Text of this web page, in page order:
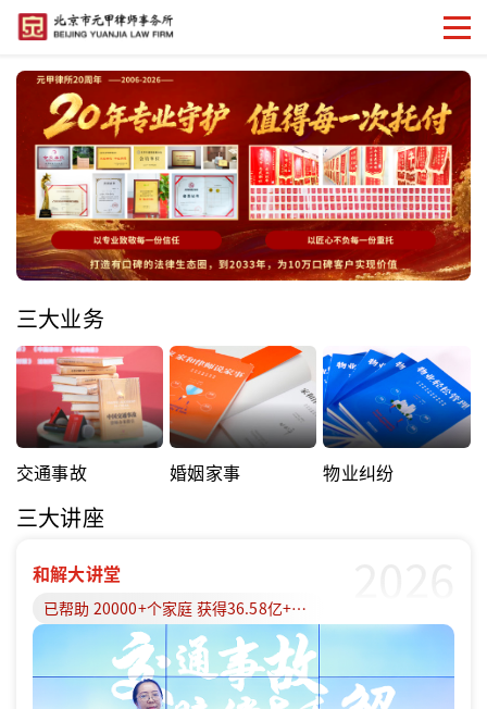
三大业务
交通事故 婚姻家事 物业纠纷
三大讲座
和解大讲堂
已帮助 20000+个家庭 获得36.58亿+赔偿款